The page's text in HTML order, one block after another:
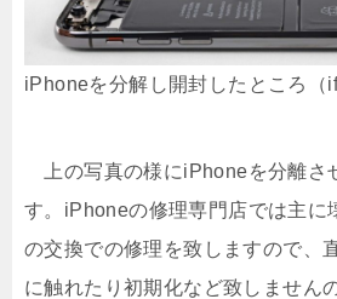
iPhoneを分解し開封したところ（
上の写真の様にiPhoneを分離さ
す。iPhoneの修理専門店では主に
の交換での修理を致しますので、
に触れたり初期化など致しません